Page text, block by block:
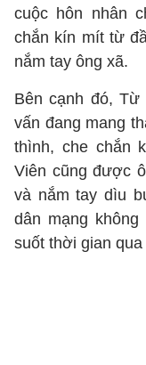
cuộc hôn nhân
chắn kín mít từ
nắm tay ông xã.
Bên cạnh đó, Từ
vấn đang mang
thình, che chắn
Viên cũng được
và nắm tay dìu
dân mạng
suốt thời gian